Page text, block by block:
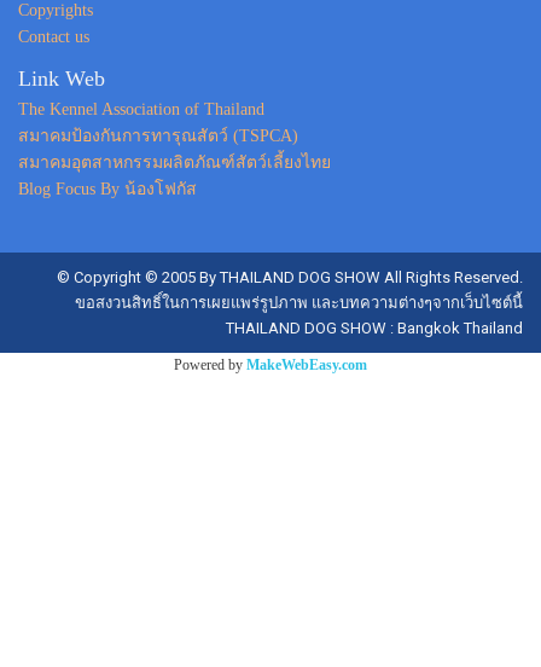
Copyrights
Contact us
Link Web
The Kennel Association of Thailand
สมาคมป้องกันการทารุณสัตว์ (TSPCA)
สมาคมอุตสาหกรรมผลิตภัณฑ์สัตว์เลี้ยงไทย
Blog Focus By น้องโฟกัส
© Copyright © 2005 By THAILAND DOG SHOW All Rights Reserved.
ขอสงวนสิทธิ์ในการเผยแพร่รูปภาพ และบทความต่างๆจากเว็บไซต์นี้
THAILAND DOG SHOW : Bangkok Thailand
Powered by MakeWebEasy.com